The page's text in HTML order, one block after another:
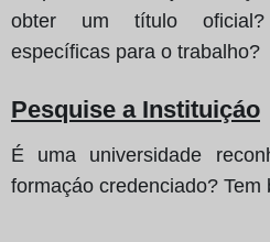
obter um título oficial?
específicas para o trabalho?
Pesquise a Instituiçáo
É uma universidade
formaçáo credenciado? Tem